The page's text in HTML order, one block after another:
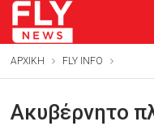
ΑΡΧΙΚΗ FLY INFO
Ακυβέρνητο